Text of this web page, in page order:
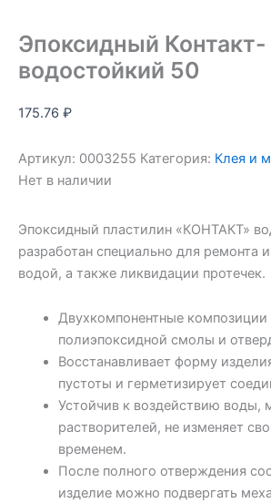
Эпоксидный Контакт-
водостойкий 50
175.76 ₽
Артикул: 0003255 Категория: Клея и
Нет в наличии
Эпоксидный пластилин «КОНТАКТ»
разработан специально для ремонта
водой, а также ликвидации протечек.
Двухкомпонентные композиции
полиэпоксидной смолы и
Восстанавливает форму
пустоты и герметизирует
Устойчив к воздействию воды,
растворителей, не изменяет
временем.
После полного отверждения
изделие можно подвергать